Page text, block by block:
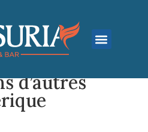
du vaccin
jaune
au Costa
d’autres